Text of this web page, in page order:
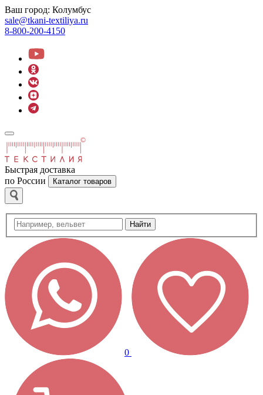
Ваш город: Колумбус
sale@tkani-textiliya.ru
8-800-200-4150
Быстрая доставка
по России
Каталог товаров
Найти
0